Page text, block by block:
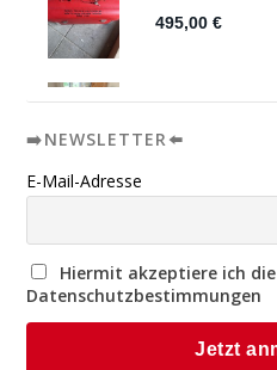
➡️NEWSLETTER⬅️
E-Mail-Adresse
Hiermit akzeptiere ich die
Datenschutzbestimmungen